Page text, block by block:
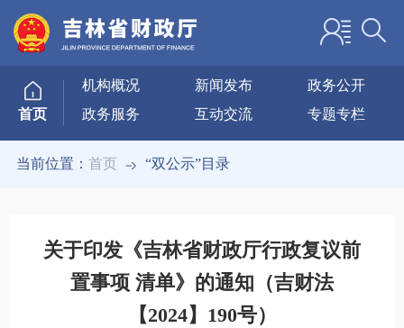
首页
机构概况 新闻发布
政务公开
政务服务
互动交流 专题专栏
当前位置：首页 “双公示”目录
关于印发《吉林省财政厅行政复议前
置事项 清单》的通知（吉财法
【2024】190号）